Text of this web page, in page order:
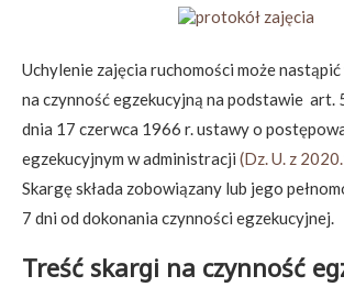
Uchylenie zajęcia ruchomości może
na czynność egzekucyjną na podstawie art.
dnia 17 czerwca 1966 r. ustawy o
egzekucyjnym w administracji (Dz. U. z
Skargę składa zobowiązany lub jego
7 dni od dokonania czynności egzekucyjnej.
Treść skargi na czynność